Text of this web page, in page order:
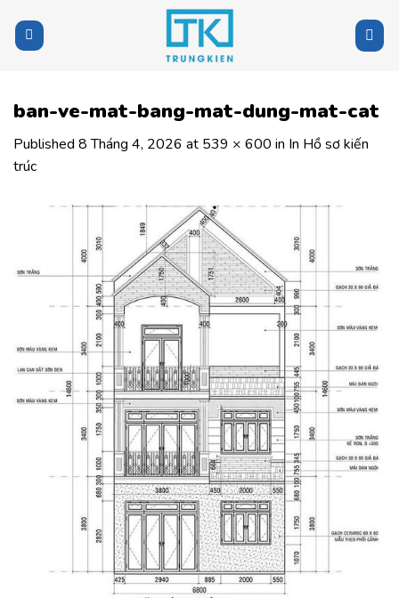
content
ban-ve-mat-bang-mat-dung-mat-cat
Published 8 Tháng 4, 2026 at 539 × 600 in In Hồ sơ kiến
trúc